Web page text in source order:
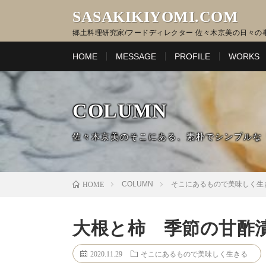
SASAKIKIYOMI.COM
郷土料理研究家/フードディレクター 佐々木京美の日々の
HOME MESSAGE PROFILE WORKS
COLUMN
佐々木京美のそこにある、素朴でシンプル
HOME COLUMN そこにあるもので美味しく生
大根と柿 季節の甘酢
2020.11.29 そこにあるもので美味しく生きる